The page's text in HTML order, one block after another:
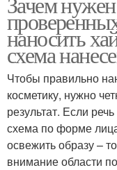
наносить
схема
Чтобы правильно
косметику, нужно
результат. Если
схема по форме
освежить образу –
внимание области